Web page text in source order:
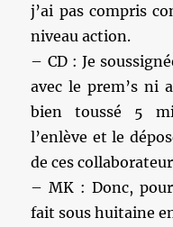
j’ai pas compris
niveau action.
– CD : Je
avec le prem’s ni
bien toussé 5
l’enlève et le
de ces
– MK : Donc,
fait sous huitaine